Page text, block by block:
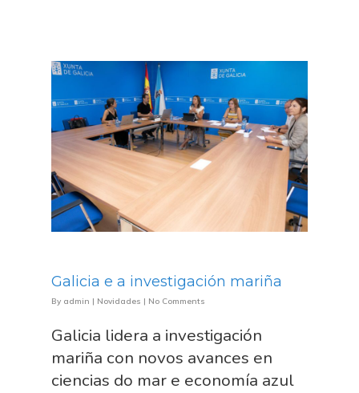
Galicia e a investigación mariña
By admin | Novidades | No Comments
Galicia lidera a investigación
mariña con novos avances en
ciencias do mar e economía azul